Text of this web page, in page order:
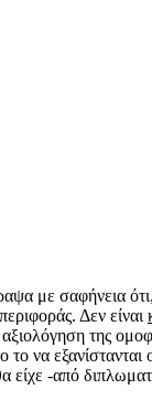
με σαφήνεια
Δεν είναι
της
να
είχε -από